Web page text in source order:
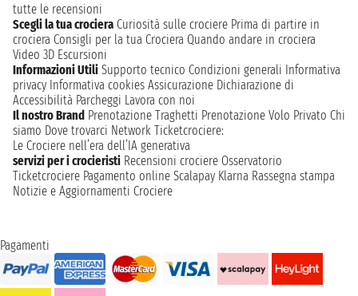
tutte le recensioni
Scegli la tua crociera Curiosità sulle crociere Prima di partire in
crociera Consigli per la tua Crociera Quando andare in crociera
Video 3D Escursioni
Informazioni Utili Supporto tecnico Condizioni generali Informativa
privacy Informativa cookies Assicurazione Dichiarazione di
Accessibilità Parcheggi Lavora con noi
Il nostro Brand Prenotazione Traghetti Prenotazione Volo Privato Chi
siamo Dove trovarci Network Ticketcrociere:
Le Crociere nell’era dell’IA generativa
servizi per i crocieristi Recensioni crociere Osservatorio
Ticketcrociere Pagamento online Scalapay Klarna Rassegna stampa
Notizie e Aggiornamenti Crociere
Pagamenti